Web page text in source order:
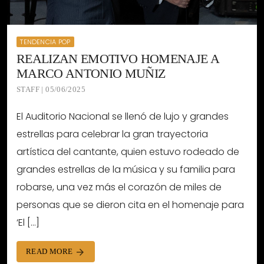
TENDENCIA POP
REALIZAN EMOTIVO HOMENAJE A
MARCO ANTONIO MUÑIZ
STAFF | 05/06/2025
El Auditorio Nacional se llenó de lujo y grandes
estrellas para celebrar la gran trayectoria
artística del cantante, quien estuvo rodeado de
grandes estrellas de la música y su familia para
robarse, una vez más el corazón de miles de
personas que se dieron cita en el homenaje para
‘El […]
READ MORE arrow_forward